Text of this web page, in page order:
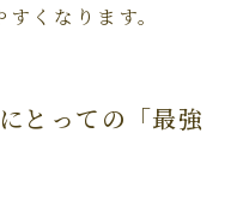
くなります。
とっての「最強